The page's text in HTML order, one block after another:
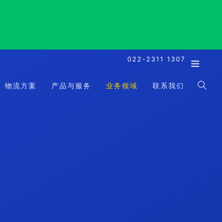
022-2311 1307
物流方案 产品与服务 业务领域 联系我们